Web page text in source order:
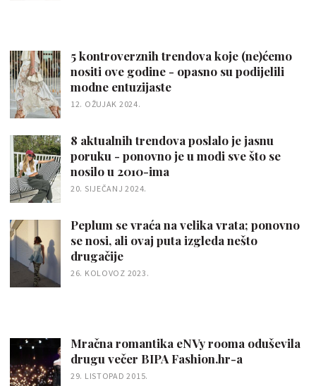
5 kontroverznih trendova koje (ne)ćemo
nositi ove godine - opasno su podijelili
modne entuzijaste
12. OŽUJAK 2024.
8 aktualnih trendova poslalo je jasnu
poruku - ponovno je u modi sve što se
nosilo u 2010-ima
20. SIJEČANJ 2024.
Peplum se vraća na velika vrata; ponovno
se nosi, ali ovaj puta izgleda nešto
drugačije
26. KOLOVOZ 2023.
Mračna romantika eNVy rooma oduševila
drugu večer BIPA Fashion.hr-a
29. LISTOPAD 2015.